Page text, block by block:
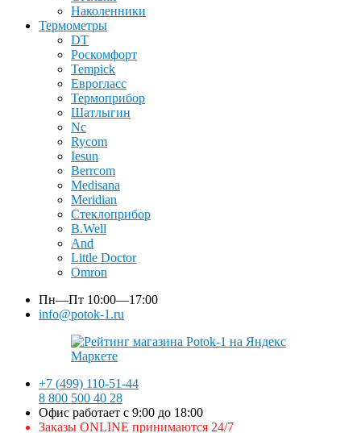
Наколенники
Термометры
DT
Роскомфорт
Tempick
Еврогласс
Термоприбор
Шатлыгин
Nc
Rycom
Iesun
Berrcom
Medisana
Meridian
Стеклоприбор
B.Well
And
Little Doctor
Omron
Пн—Пт 10:00—17:00
info@potok-1.ru
+7 (499) 110-51-44
8 800 500 40 28
Офис работает с 9:00 до 18:00
Заказы ONLINE принимаются 24/7